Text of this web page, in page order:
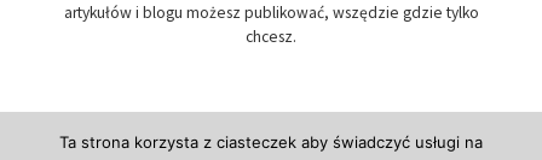
artykułów i blogu możesz publikować, wszędzie gdzie tylko
chcesz.
Ta strona korzysta z ciasteczek aby świadczyć usługi na